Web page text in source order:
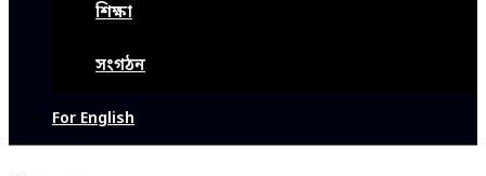
শিক্ষা
সংগঠন
For English